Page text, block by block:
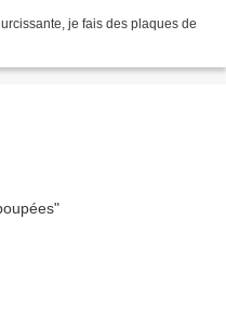
je fais des plaques de